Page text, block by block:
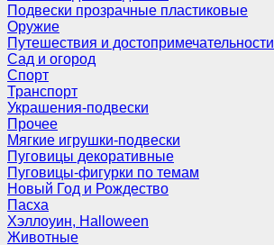
Подвески прозрачные пластиковые
Оружие
Путешествия и достопримечательности
Сад и огород
Спорт
Транспорт
Украшения-подвески
Прочее
Мягкие игрушки-подвески
Пуговицы декоративные
Пуговицы-фигурки по темам
Новый Год и Рождество
Пасха
Хэллоуин, Halloween
Животные